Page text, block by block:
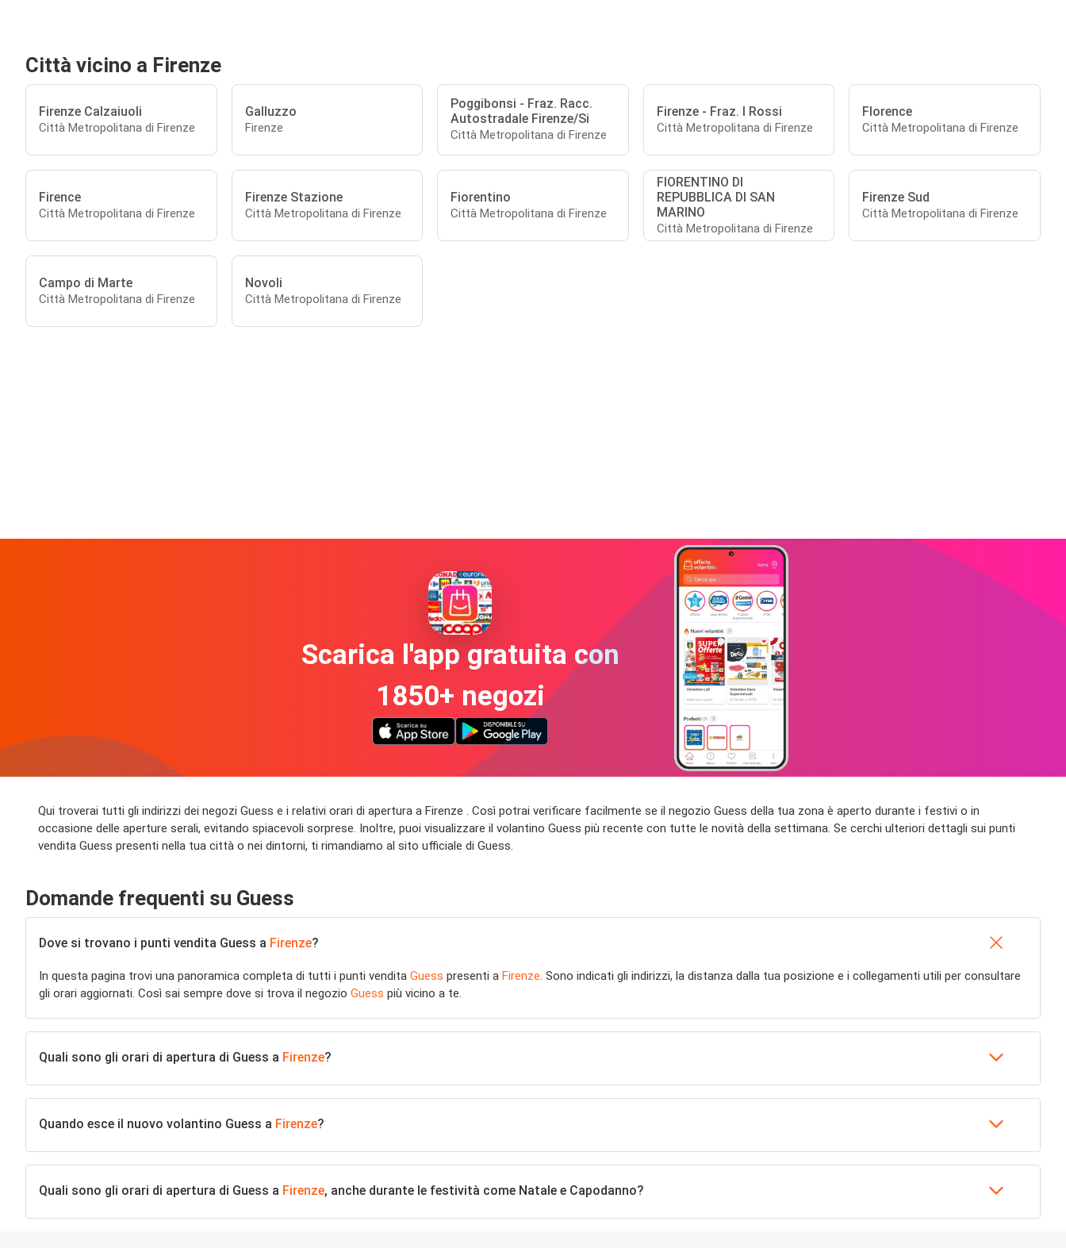
Città vicino a Firenze
Firenze Calzaiuoli
Città Metropolitana di Firenze
Galluzzo
Firenze
Poggibonsi - Fraz. Racc.
Autostradale Firenze/Si
Città Metropolitana di Firenze
Firenze - Fraz. I Rossi
Città Metropolitana di Firenze
Florence
Città Metropolitana di Firenze
Firence
Città Metropolitana di Firenze
Firenze Stazione
Città Metropolitana di Firenze
Fiorentino
Città Metropolitana di Firenze
FIORENTINO DI
REPUBBLICA DI SAN
MARINO
Città Metropolitana di Firenze
Firenze Sud
Città Metropolitana di Firenze
Campo di Marte
Città Metropolitana di Firenze
Novoli
Città Metropolitana di Firenze
Scarica l'app gratuita con
1850+ negozi
Qui troverai tutti gli indirizzi dei negozi Guess e i relativi orari di apertura a Firenze . Così potrai verificare facilmente se il negozio Guess della tua zona è aperto durante i festivi o in
occasione delle aperture serali, evitando spiacevoli sorprese. Inoltre, puoi visualizzare il volantino Guess più recente con tutte le novità della settimana. Se cerchi ulteriori dettagli sui punti
vendita Guess presenti nella tua città o nei dintorni, ti rimandiamo al sito ufficiale di Guess.
Domande frequenti su Guess
Dove si trovano i punti vendita Guess a Firenze?
In questa pagina trovi una panoramica completa di tutti i punti vendita Guess presenti a Firenze. Sono indicati gli indirizzi, la distanza dalla tua posizione e i collegamenti utili per consultare
gli orari aggiornati. Così sai sempre dove si trova il negozio Guess più vicino a te.
Quali sono gli orari di apertura di Guess a Firenze?
Quando esce il nuovo volantino Guess a Firenze?
Quali sono gli orari di apertura di Guess a Firenze, anche durante le festività come Natale e Capodanno?